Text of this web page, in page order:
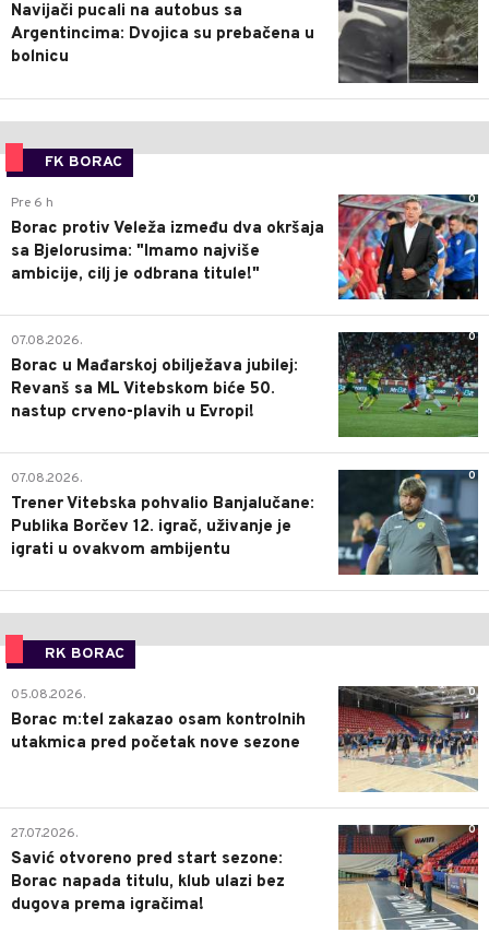
Navijači pucali na autobus sa
Argentincima: Dvojica su prebačena u
bolnicu
FK BORAC
0
Pre 6 h
Borac protiv Veleža između dva okršaja
sa Bjelorusima: "Imamo najviše
ambicije, cilj je odbrana titule!"
0
07.08.2026.
Borac u Mađarskoj obilježava jubilej:
Revanš sa ML Vitebskom biće 50.
nastup crveno-plavih u Evropi!
0
07.08.2026.
Trener Vitebska pohvalio Banjalučane:
Publika Borčev 12. igrač, uživanje je
igrati u ovakvom ambijentu
RK BORAC
0
05.08.2026.
Borac m:tel zakazao osam kontrolnih
utakmica pred početak nove sezone
0
27.07.2026.
Savić otvoreno pred start sezone:
Borac napada titulu, klub ulazi bez
dugova prema igračima!